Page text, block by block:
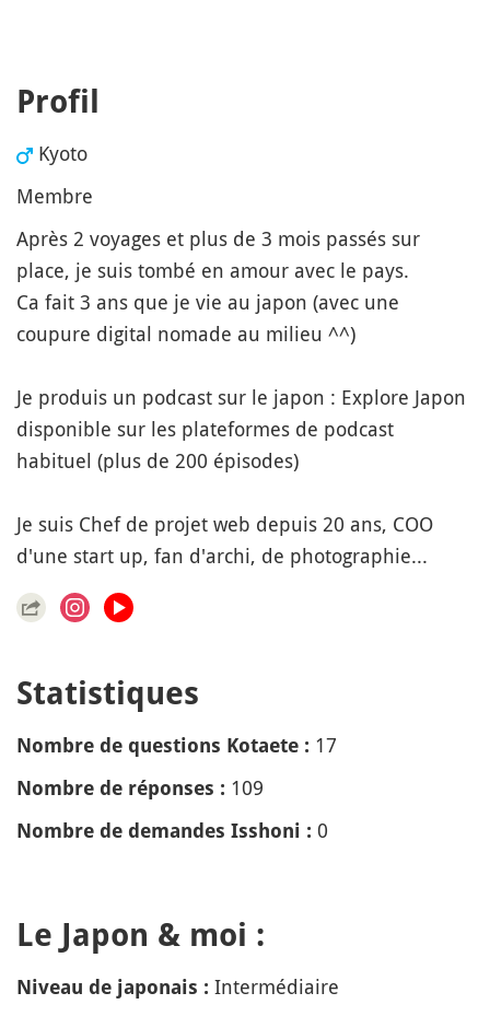
Profil
Kyoto
Membre
Après 2 voyages et plus de 3 mois passés sur
place, je suis tombé en amour avec le pays.
Ca fait 3 ans que je vie au japon (avec une
coupure digital nomade au milieu ^^)
Je produis un podcast sur le japon : Explore Japon
disponible sur les plateformes de podcast
habituel (plus de 200 épisodes)
Je suis Chef de projet web depuis 20 ans, COO
d'une start up, fan d'archi, de photographie...
Statistiques
Nombre de questions Kotaete : 17
Nombre de réponses : 109
Nombre de demandes Isshoni : 0
Le Japon & moi :
Niveau de japonais : Intermédiaire